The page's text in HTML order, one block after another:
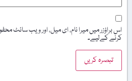
اس براؤزر میں میرا نام، ای میل، اور ویب سائٹ
کرنے کےلیے۔